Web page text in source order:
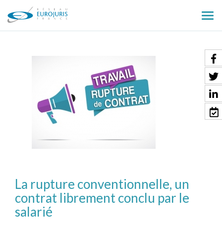
le
La rupture conventionnelle, un
contrat librement conclu par le
salarié